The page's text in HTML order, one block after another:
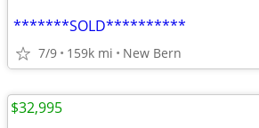
*******SOLD**********
7/9 159k mi New Bern
$32,995